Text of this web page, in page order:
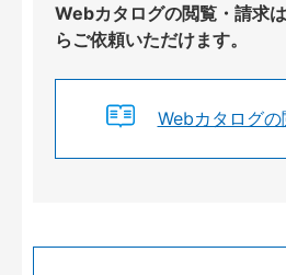
Webカタログの閲覧・請求
らご依頼いただけます。
Webカタログ